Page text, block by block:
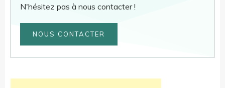
N'hésitez pas à nous contacter !
NOUS CONTACTER